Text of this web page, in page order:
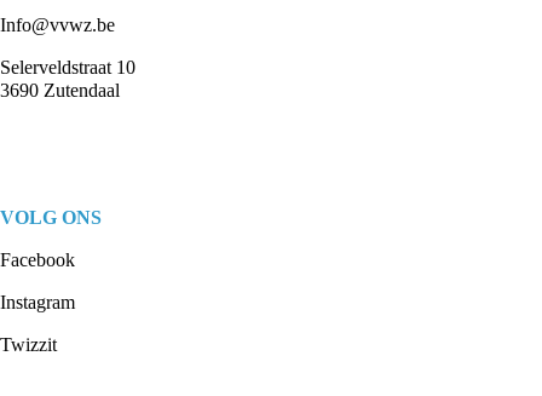
Info@vvwz.be
Selerveldstraat 10
3690 Zutendaal
VOLG ONS
Facebook
Instagram
Twizzit